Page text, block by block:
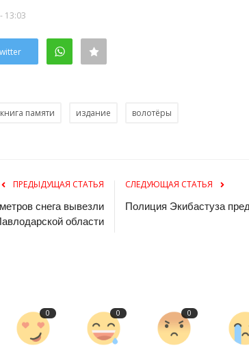
13:03
книга памяти издание волотёры
ПРЕДЫДУЩАЯ СТАТЬЯ
снега вывезли
области
СЛЕДУЮЩАЯ СТАТЬЯ
Полиция Экибастуза
0 0 0
различными видами
35-летней женщине
медицинская помощь.